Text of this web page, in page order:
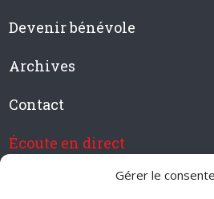
Gérer le
Devenir bénévole
Archives
Contact
Écoute en direct